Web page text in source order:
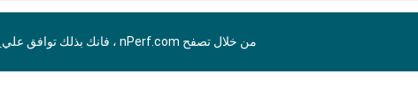
من خلال تصفح nPerf.com ، فانك بذلك توافق علي